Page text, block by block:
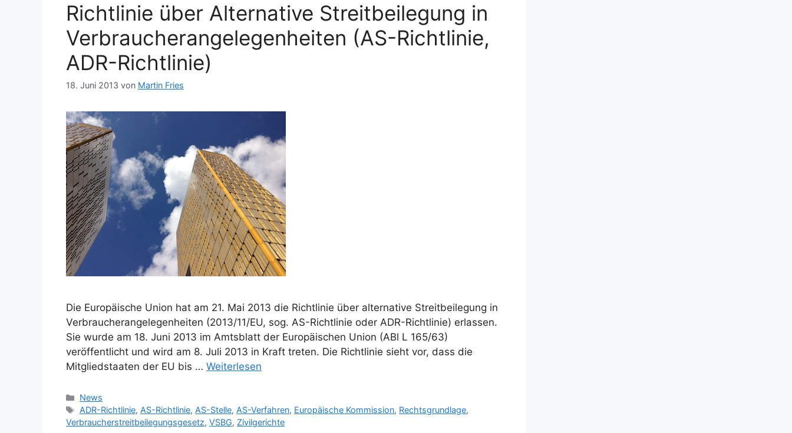
Richtlinie über Alternative Streitbeilegung in
Verbraucherangelegenheiten (AS-Richtlinie,
ADR-Richtlinie)
18. Juni 2013 von Martin Fries
Die Europäische Union hat am 21. Mai 2013 die Richtlinie über alternative Streitbeilegung in
Verbraucherangelegenheiten (2013/11/EU, sog. AS-Richtlinie oder ADR-Richtlinie) erlassen.
Sie wurde am 18. Juni 2013 im Amtsblatt der Europäischen Union (ABl L 165/63)
veröffentlicht und wird am 8. Juli 2013 in Kraft treten. Die Richtlinie sieht vor, dass die
Mitgliedstaaten der EU bis … Weiterlesen
Kategorien
News
Schlagwörter
ADR-Richtlinie, AS-Richtlinie, AS-Stelle, AS-Verfahren, Europäische Kommission, Rechtsgrundlage,
Verbraucherstreitbeilegungsgesetz, VSBG, Zivilgerichte